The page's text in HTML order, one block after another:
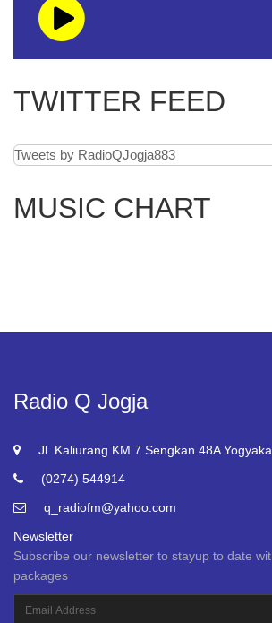
TWITTER FEED
Tweets by RadioQJogja883
MUSIC CHART
Radio Q Jogja
Jl. Kaliurang KM 7 Sengkan 48A
(0274) 544914
q_radiofm@yahoo.com
Newsletter
Subscribe our newsletter to stayup to date
packages